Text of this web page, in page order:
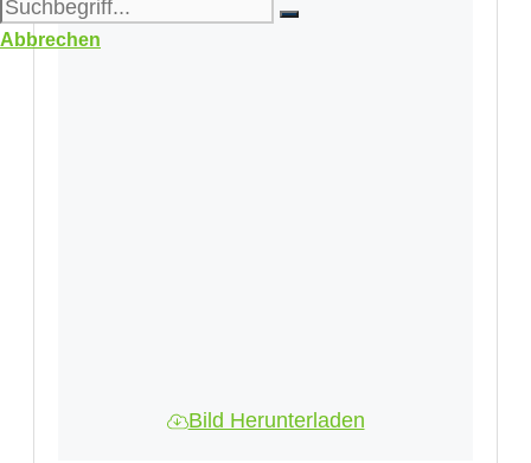
Abbrechen
Bild Herunterladen